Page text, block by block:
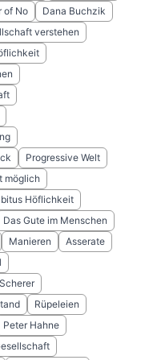
of No
Dana Buchzik
verstehen
Progressive Welt
möglich
Höflichkeit
Das Gute im Menschen
Manieren
Asserate
Rüpeleien
Peter Hahne